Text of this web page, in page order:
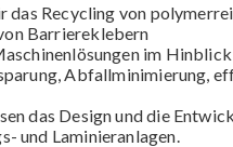
das Recycling von
Barriereklebern
im
Abfallminimierung,
das Design und die
und Laminieranlagen.